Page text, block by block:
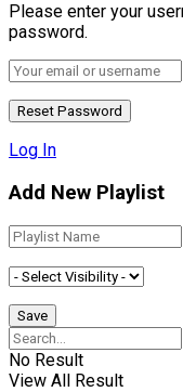
Please enter your
password.
Log In
Add New Playlist
No Result
View All Result